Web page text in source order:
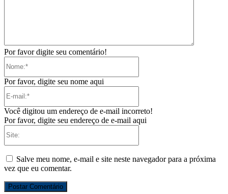
Por favor digite seu comentário!
Por favor, digite seu nome aqui
Você digitou um endereço de e-mail incorreto!
Por favor, digite seu endereço de e-mail aqui
Salve meu nome, e-mail e site neste navegador para a próxima
vez que eu comentar.